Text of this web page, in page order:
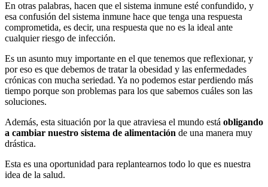
En otras palabras, hacen que el sistema inmune esté confundido, y
esa confusión del sistema inmune hace que tenga una respuesta
comprometida, es decir, una respuesta que no es la ideal ante
cualquier riesgo de infección.
Es un asunto muy importante en el que tenemos que reflexionar, y
por eso es que debemos de tratar la obesidad y las enfermedades
crónicas con mucha seriedad. Ya no podemos estar perdiendo más
tiempo porque son problemas para los que sabemos cuáles son las
soluciones.
Además, esta situación por la que atraviesa el mundo está obligando
a cambiar nuestro sistema de alimentación de una manera muy
drástica.
Esta es una oportunidad para replantearnos todo lo que es nuestra
idea de la salud.